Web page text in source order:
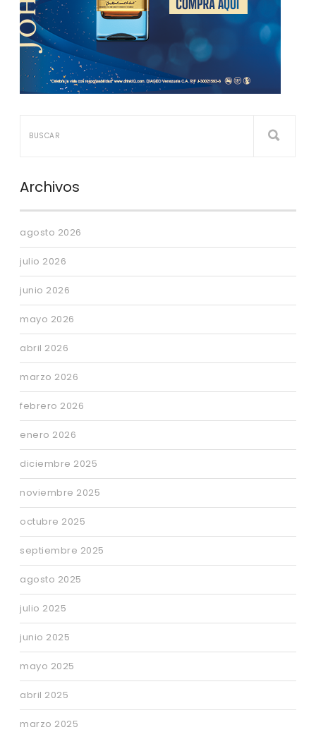
Archivos
agosto 2026
julio 2026
junio 2026
mayo 2026
abril 2026
marzo 2026
febrero 2026
enero 2026
diciembre 2025
noviembre 2025
octubre 2025
septiembre 2025
agosto 2025
julio 2025
junio 2025
mayo 2025
abril 2025
marzo 2025